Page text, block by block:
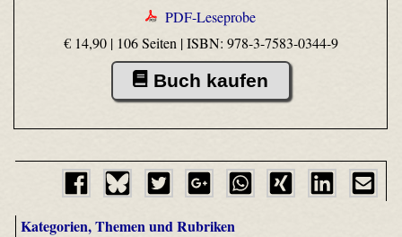
PDF-Leseprobe
€ 14,90 | 106 Seiten |ISBN: 978-3-7583-0344-9
Buch kaufen
Kategorien, Themen und Rubriken